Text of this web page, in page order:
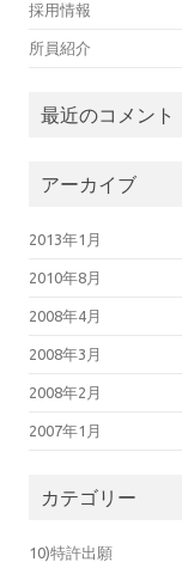
採用情報
所員紹介
最近のコメント
アーカイブ
2013年1月
2010年8月
2008年4月
2008年3月
2008年2月
2007年1月
カテゴリー
10)特許出願